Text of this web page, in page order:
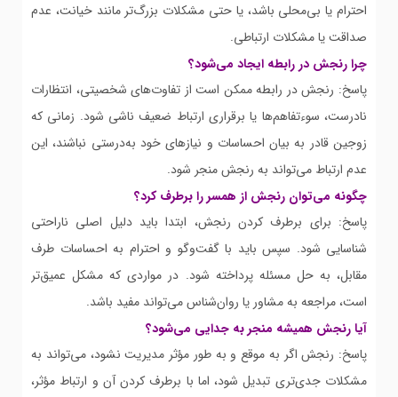
احترام یا بی‌محلی باشد، یا حتی مشکلات بزرگ‌تر مانند خیانت، عدم
صداقت یا مشکلات ارتباطی.
چرا رنجش در رابطه ایجاد می‌شود؟
پاسخ: رنجش در رابطه ممکن است از تفاوت‌های شخصیتی، انتظارات
نادرست، سوءتفاهم‌ها یا برقراری ارتباط ضعیف ناشی شود. زمانی که
زوجین قادر به بیان احساسات و نیازهای خود به‌درستی نباشند، این
عدم ارتباط می‌تواند به رنجش منجر شود.
چگونه می‌توان رنجش از همسر را برطرف کرد؟
پاسخ: برای برطرف کردن رنجش، ابتدا باید دلیل اصلی ناراحتی
شناسایی شود. سپس باید با گفت‌وگو و احترام به احساسات طرف
مقابل، به حل مسئله پرداخته شود. در مواردی که مشکل عمیق‌تر
است، مراجعه به مشاور یا روان‌شناس می‌تواند مفید باشد.
آیا رنجش همیشه منجر به جدایی می‌شود؟
پاسخ: رنجش اگر به موقع و به طور مؤثر مدیریت نشود، می‌تواند به
مشکلات جدی‌تری تبدیل شود، اما با برطرف کردن آن و ارتباط مؤثر،